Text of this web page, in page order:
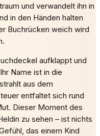
und verwandelt ihn in
in den Händen halten
Buchrücken weich wird
aufklappt und
Name ist in die
aus dem
entfaltet sich rund
Dieser Moment des
zu sehen – ist nichts
das einem Kind